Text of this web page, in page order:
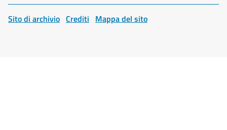
Sito di archivio Crediti Mappa del sito